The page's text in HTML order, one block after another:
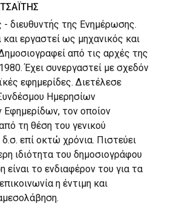
- διευθυντής της Ενημέρωσης.
και εργαστεί ως μηχανικός και
από τις αρχές της
Έχει συνεργαστεί με σχεδόν
εφημερίδες. Διετέλεσε
Ημερησίων
Εφημερίδων, τον οποίον
τη θέση του γενικού
επί οκτώ χρόνια. Πιστεύει
ιδιότητα του δημοσιογράφου
είναι το ενδιαφέρον του για τα
η έντιμη και